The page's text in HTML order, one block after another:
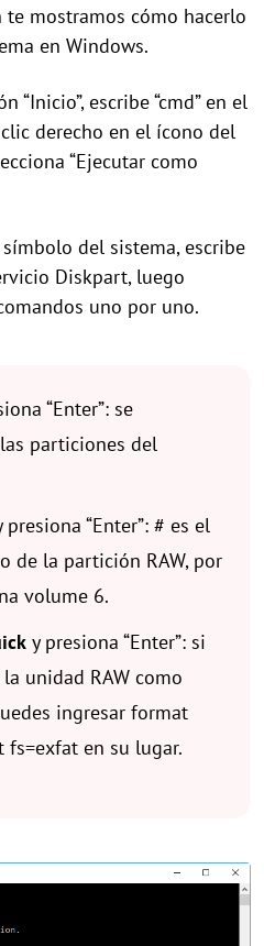
mostramos cómo hacerlo
en Windows.
“Inicio”, escribe “cmd” en el
derecho en el ícono del
“Ejecutar como
del sistema, escribe
Diskpart, luego
uno por uno.
“Enter”: se
particiones del
presiona “Enter”: # es el
de la partición RAW, por
volume 6.
y presiona “Enter”: si
unidad RAW como
ingresar format
en su lugar.